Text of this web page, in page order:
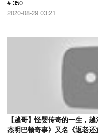
# 350
2020-08-29 03:21
【越哥】怪婴传奇的一生，
杰明巴顿奇事》又名《返老还